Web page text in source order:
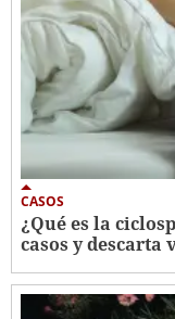
CASOS
¿Qué es la
casos y descarta